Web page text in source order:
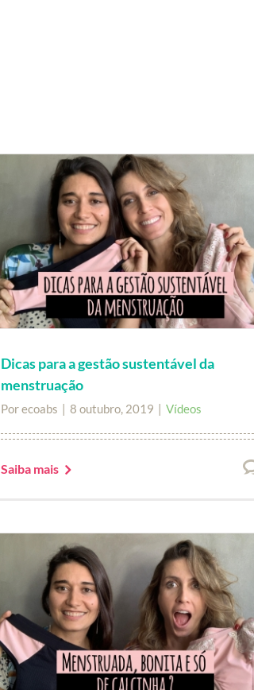
Dicas para a gestão sustentável da
menstruação
Porecoabs | 8 outubro, 2019 | Vídeos
Saiba mais